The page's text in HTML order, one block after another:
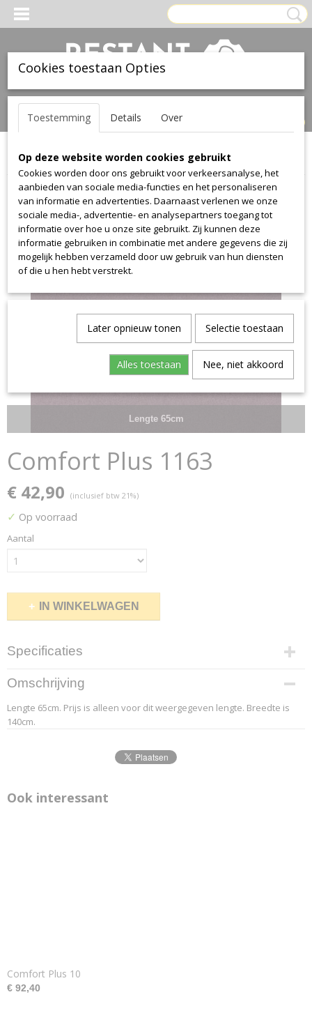
Inloggen Registreren
(0)
Home >Stof>Gabriel>Comfort Plus>Comfort Plus 1163
Lengte 65cm
Comfort Plus 1163
€ 42,90 (inclusief btw 21%)
✓ Op voorraad
Aantal
IN WINKELWAGEN
Specificaties
Productcode leverancier
4.1
Afmetingen (l,b,h)
65 x 140 x 0 cm
Omschrijving
Lengte 65cm. Prijs is alleen voor dit weergegeven lengte. Breedte is
140cm.
Ook interessant
Comfort Plus 10
€ 92,40
Cookies toestaan Opties
Toestemming Details Over
Op deze website worden cookies gebruikt
Cookies worden door ons gebruikt voor verkeersanalyse, het
aanbieden van sociale media-functies en het personaliseren
van informatie en advertenties. Daarnaast verlenen we onze
sociale media-, advertentie- en analysepartners toegang tot
informatie over hoe u onze site gebruikt. Zij kunnen deze
informatie gebruiken in combinatie met andere gegevens die zij
mogelijk hebben verzameld door uw gebruik van hun diensten
of die u hen hebt verstrekt.
Later opnieuw tonen Selectie toestaan
Alles toestaan Nee, niet akkoord